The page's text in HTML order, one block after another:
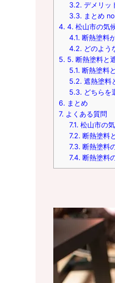
3.2. デメリッ
3.3. まとめ
4. 4. 松山市の気
4.1. 断熱塗料
4.2. どのよう
5. 5. 断熱塗料と
5.1. 断熱塗料
5.2. 遮熱塗料
5.3. どちらを
6. まとめ
7. よくある質問
7.1. 松山市の
7.2. 断熱塗料
7.3. 断熱塗料
7.4. 断熱塗料